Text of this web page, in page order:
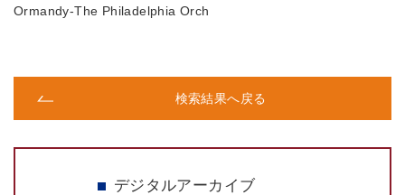
Ormandy-The Philadelphia Orch
検索結果へ戻る
デジタルアーカイブ